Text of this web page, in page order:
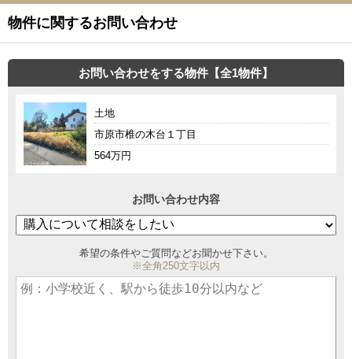
物件に関するお問い合わせ
お問い合わせをする物件【全1物件】
土地
市原市椎の木台１丁目
564万円
お問い合わせ内容
希望の条件やご質問などお聞かせ下さい。
※全角250文字以内